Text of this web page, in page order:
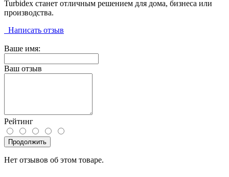
Turbidex станет отличным решением для дома, бизнеса или
производства.
Написать отзыв
Ваше имя:
Ваш отзыв
Рейтинг
Продолжить
Нет отзывов об этом товаре.